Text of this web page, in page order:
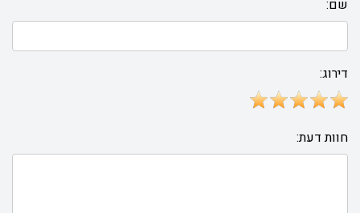
שם:
דירוג:
חוות דעת: